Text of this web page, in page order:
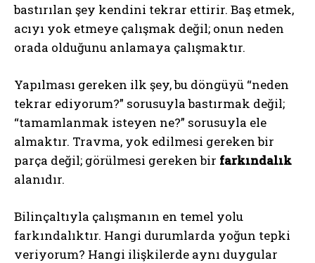
bastırılan şey kendini tekrar ettirir. Baş etmek,
acıyı yok etmeye çalışmak değil; onun neden
orada olduğunu anlamaya çalışmaktır.
Yapılması gereken ilk şey, bu döngüyü “neden
tekrar ediyorum?” sorusuyla bastırmak değil;
“tamamlanmak isteyen ne?” sorusuyla ele
almaktır. Travma, yok edilmesi gereken bir
parça değil; görülmesi gereken bir farkındalık
alanıdır.
Bilinçaltıyla çalışmanın en temel yolu
farkındalıktır. Hangi durumlarda yoğun tepki
veriyorum? Hangi ilişkilerde aynı duygular